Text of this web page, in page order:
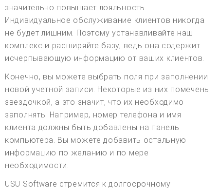
значительно повышает лояльность.
Индивидуальное обслуживание клиентов никогда
не будет лишним. Поэтому устанавливайте наш
комплекс и расширяйте базу, ведь она содержит
исчерпывающую информацию от ваших клиентов.
Конечно, вы можете выбрать поля при заполнении
новой учетной записи. Некоторые из них помечены
звездочкой, а это значит, что их необходимо
заполнять. Например, номер телефона и имя
клиента должны быть добавлены на панель
компьютера. Вы можете добавить остальную
информацию по желанию и по мере
необходимости.
USU Software стремится к долгосрочному